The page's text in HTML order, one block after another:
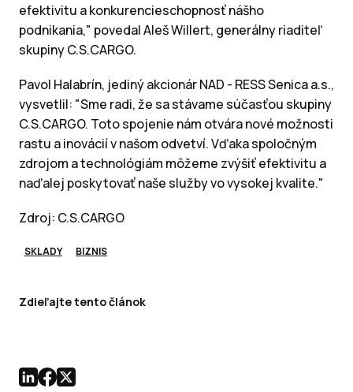
efektivitu a konkurencieschopnosť nášho
podnikania," povedal Aleš Willert, generálny riaditeľ
skupiny C.S.CARGO.
Pavol Halabrín, jediný akcionár NAD - RESS Senica a.s.,
vysvetlil: "Sme radi, že sa stávame súčasťou skupiny
C.S.CARGO. Toto spojenie nám otvára nové možnosti
rastu a inovácií v našom odvetví. Vďaka spoločným
zdrojom a technológiám môžeme zvýšiť efektivitu a
naďalej poskytovať naše služby vo vysokej kvalite."
Zdroj: C.S.CARGO
SKLADY BIZNIS
Zdieľajte tento článok